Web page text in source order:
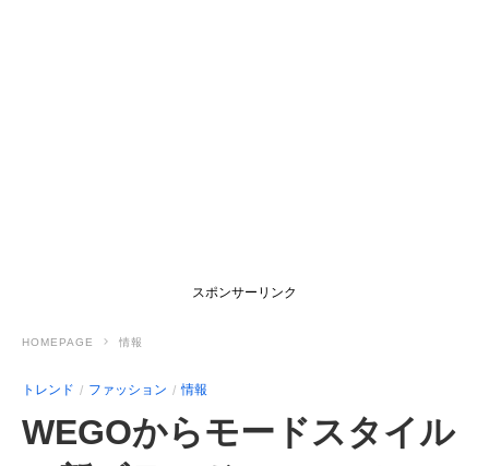
スポンサーリンク
HOMEPAGE 情報
トレンド ファッション 情報
WEGOからモードスタイル